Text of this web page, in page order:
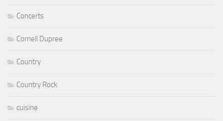
Concerts
Cornell Dupree
Country
Country Rock
cuisine